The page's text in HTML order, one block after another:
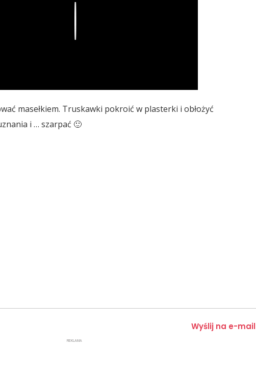
masełkiem. Truskawki pokroić w plasterki i obłożyć
i … szarpać 🙂
Wyślij na e-mail
REKLAMA